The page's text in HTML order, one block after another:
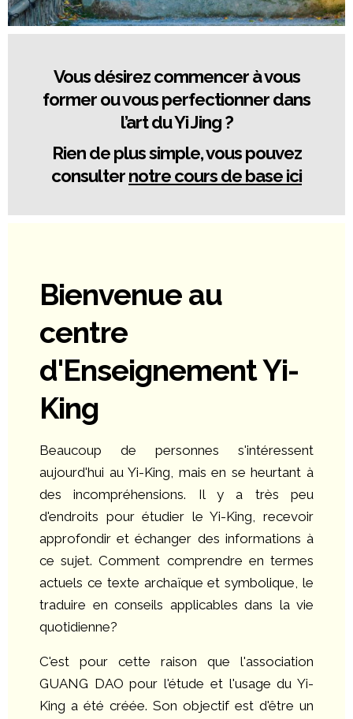
Vous désirez commencer à vous
former ou vous perfectionner dans
l’art du Yi Jing ?
Rien de plus simple, vous pouvez
consulternotre cours de base ici
Bienvenue au
centre
d'Enseignement Yi-
King
Beaucoup de personnes s'intéressent
aujourd'hui au Yi-King, mais en se heurtant à
des incompréhensions. Il y a très peu
d'endroits pour étudier le Yi-King, recevoir
approfondir et échanger des informations à
ce sujet. Comment comprendre en termes
actuels ce texte archaïque et symbolique, le
traduire en conseils applicables dans la vie
quotidienne?
C'est pour cette raison que l'association
GUANG DAO pour l'étude et l'usage du Yi-
King a été créée. Son objectif est d'être un